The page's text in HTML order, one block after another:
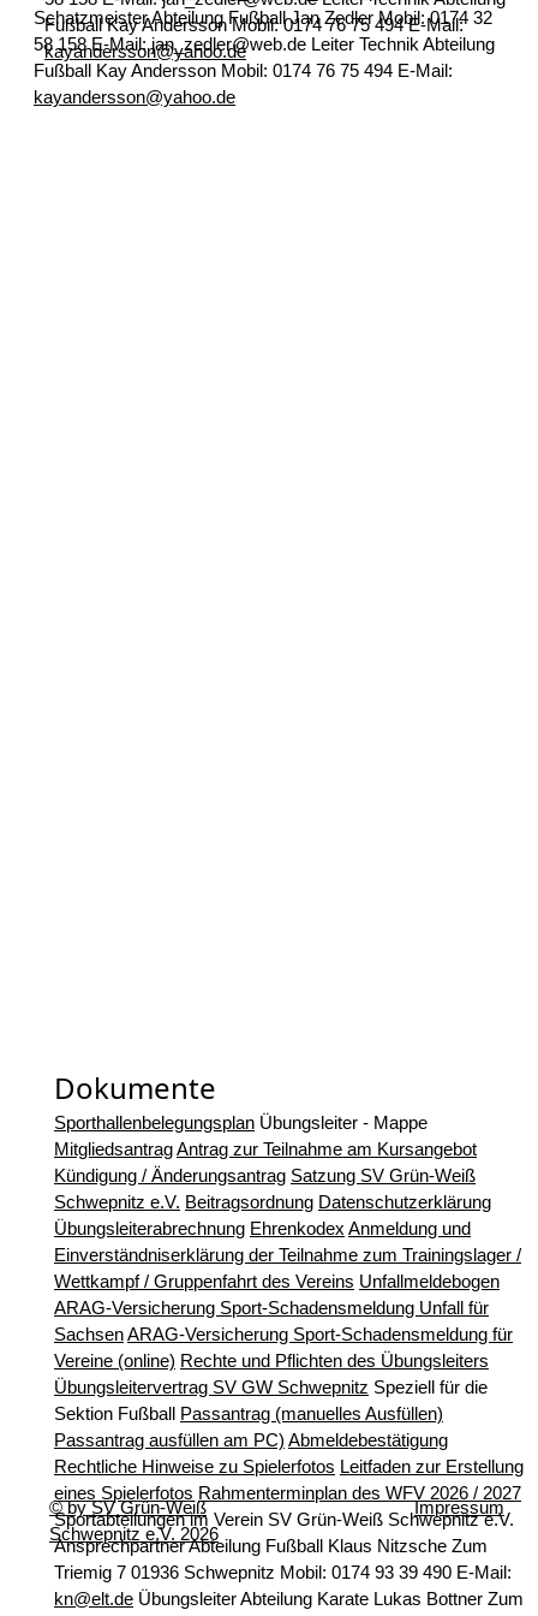
© by SV Grün-Weiß
Schwepnitz e.V. 2026
Schatzmeister Abteilung Fußball Jan Zedler Mobil: 0174 32
58 158 E-Mail: jan_zedler@web.de Leiter Technik Abteilung
Fußball Kay Andersson Mobil: 0174 76 75 494 E-Mail:
kayandersson@yahoo.de
Impressum
Fußball Kay Andersson Mobil: 0174 76 75 494 E-Mail:
kayandersson@yahoo.de
Dokumente
Sporthallenbelegungsplan Übungsleiter - Mappe
MitgliedsantragAntrag zur Teilnahme am Kursangebot
Kündigung / Änderungsantrag Satzung SV Grün-Weiß
Schwepnitz e.V. Beitragsordnung Datenschutzerklärung
Übungsleiterabrechnung Ehrenkodex Anmeldung und
Einverständniserklärung der Teilnahme zum Trainingslager /
Wettkampf / Gruppenfahrt des Vereins Unfallmeldebogen
ARAG-Versicherung Sport-Schadensmeldung Unfall für
SachsenARAG-Versicherung Sport-Schadensmeldung für
Vereine (online) Rechte und Pflichten des Übungsleiters
Übungsleitervertrag SV GW Schwepnitz Speziell für die
Sektion Fußball Passantrag (manuelles Ausfüllen)
Passantrag ausfüllen am PC) Abmeldebestätigung
Rechtliche Hinweise zu Spielerfotos Leitfaden zur Erstellung
eines Spielerfotos Rahmenterminplan des WFV 2026 / 2027
Sportabteilungen im Verein SV Grün-Weiß Schwepnitz e.V.
Ansprechpartner Abteilung Fußball Klaus Nitzsche Zum
Triemig 7 01936 Schwepnitz Mobil: 0174 93 39 490 E-Mail:
kn@elt.de Übungsleiter Abteilung Karate Lukas Bottner Zum